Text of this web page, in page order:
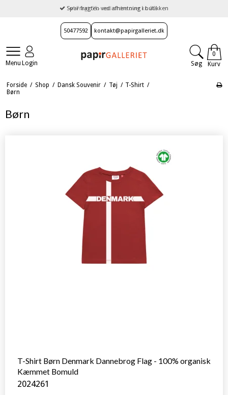
Spar fragten ved afhentning i butikken
50477592 kontakt@papirgalleriet.dk
Menu Login
0
Kurv
Søg
Forside / Shop / Dansk Souvenir / Tøj / T-Shirt /
Børn
Børn
T-Shirt Børn Denmark Dannebrog Flag - 100% organisk
Kæmmet Bomuld
2024261